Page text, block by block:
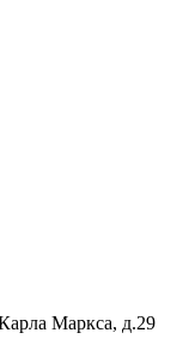
Маркса, д.29